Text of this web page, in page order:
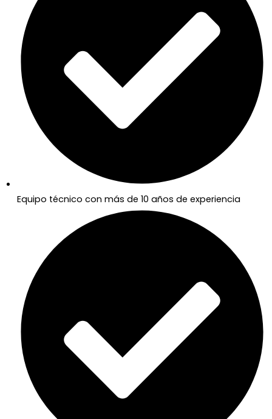
Equipo técnico con más de 10 años de experiencia